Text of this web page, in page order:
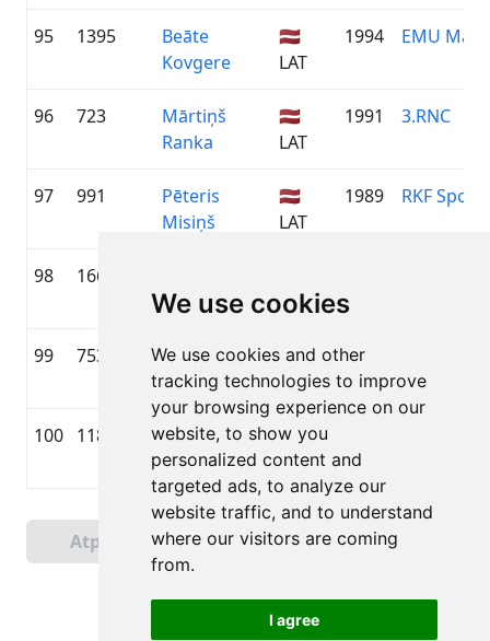
We use cookies
We use cookies and other
tracking technologies to improve
your browsing experience on our
website, to show you
personalized content and
targeted ads, to analyze our
website traffic, and to understand
where our visitors are coming
from.
I agree
95 1395
Beāte
Kovgere
🇱🇻
LAT
1994 EMU
96 723
Mārtiņš
Ranka
🇱🇻
LAT
1991 3.RNC
97 991
Pēteris
Misiņš
🇱🇻
LAT
1989 RKF
98 1661
Jakuška
LAT
99 753 Miķelis Luža
🇱🇻
LAT
2008
100 1183 Egīls Dude
🇱🇻
LAT
Atpakaļ
Lapa 1 no 5
Tālāk